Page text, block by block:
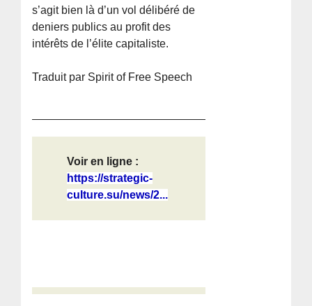
s’agit bien là d’un vol délibéré de
deniers publics au profit des
intérêts de l’élite capitaliste.
Traduit par Spirit of Free Speech
Voir en ligne :
https://strategic-
culture.su/news/2...